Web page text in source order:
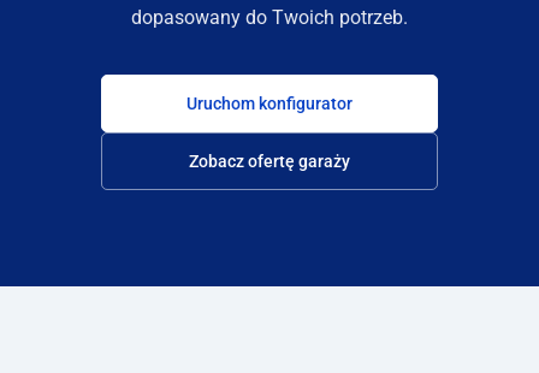
dopasowany do Twoich potrzeb.
Uruchom konfigurator
Zobacz ofertę garaży